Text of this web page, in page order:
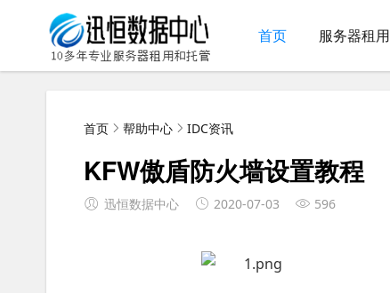
首页 服务器租用
首页 帮助中心 IDC资讯
KFW傲盾防火墙设置教程
迅恒数据中心 2020-07-03 596